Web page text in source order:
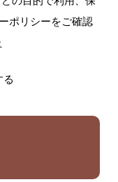
ポリシーをご確認